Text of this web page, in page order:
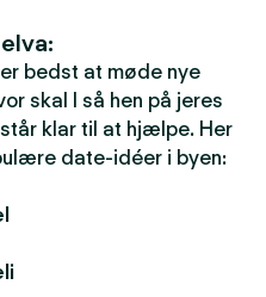
bedst at møde nye
skal I så hen på jeres
klar til at hjælpe. Her
date-idéer i byen: